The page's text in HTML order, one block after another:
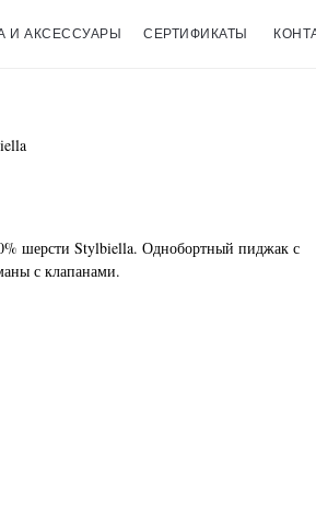
И АКСЕССУАРЫ СЕРТИФИКАТЫ
шерсти Stylbiella. Однобортный пиджак с
с клапанами.